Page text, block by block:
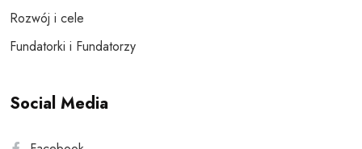
Rozwój i cele
Fundatorki i Fundatorzy
Social Media